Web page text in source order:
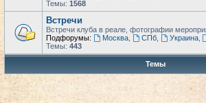
Темы: 1568
Встречи
Встречи клуба в реале, фотографии
Подфорумы:
Москва, СПб, Украина,
Темы: 443
Темы